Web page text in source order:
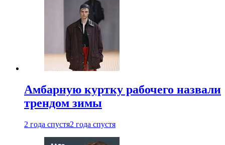
Амбарную куртку рабочего назвали
трендом зимы
2 года спустя2 года спустя